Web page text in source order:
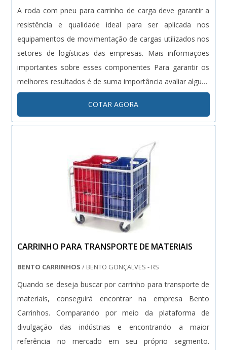
A roda com pneu para carrinho de carga deve garantir a
resistência e qualidade ideal para ser aplicada nos
equipamentos de movimentação de cargas utilizados nos
setores de logísticas das empresas. Mais informações
importantes sobre esses componentes Para garantir os
melhores resultados é de suma importância avaliar alguns
quesitos importantes que fazem toda diferença, como:
Adquirir os componentes em uma distribuidora renomada
no mercado; ....
COTAR AGORA
CARRINHO PARA TRANSPORTE DE MATERIAIS
BENTO CARRINHOS / BENTO GONÇALVES - RS
Quando se deseja buscar por carrinho para transporte de
materiais, conseguirá encontrar na empresa Bento
Carrinhos. Comparando por meio da plataforma de
divulgação das indústrias e encontrando a maior
referência no mercado em seu próprio segmento.